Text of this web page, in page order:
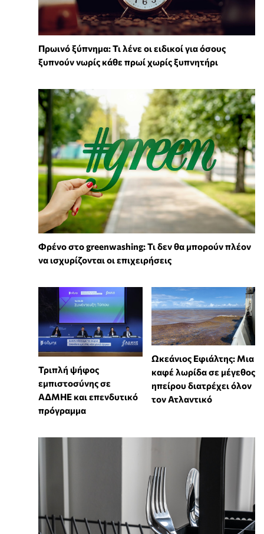
Πρωινό ξύπνημα: Τι λένε οι ειδικοί για όσους
ξυπνούν νωρίς κάθε πρωί χωρίς ξυπνητήρι
Φρένο στο greenwashing: Τι δεν θα μπορούν πλέον
να ισχυρίζονται οι επιχειρήσεις
Τριπλή ψήφος
εμπιστοσύνης σε
ΑΔΜΗΕ και επενδυτικό
πρόγραμμα
Ωκεάνιος Εφιάλτης: Μια
καφέ λωρίδα σε μέγεθος
ηπείρου διατρέχει όλον
τον Ατλαντικό